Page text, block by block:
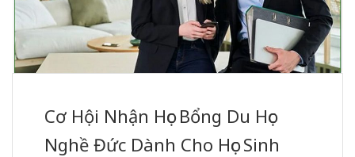
Cơ Hội Nhận Học Bổng Du Học
Nghề Đức Dành Cho Học Sinh